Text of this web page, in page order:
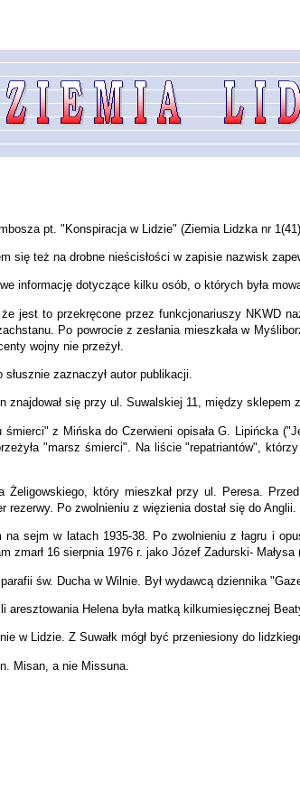
pt. "Konspiracja w Lidzie" (Ziemia Lidzka nr
się też na drobne nieścisłości w zapisie nazwisk
informację dotyczące kilku osób, o których była
jest to przekręcone przez funkcjonariuszy NKWD
Po powrocie z zesłania mieszkała w
wojny nie przeżył.
zaznaczył autor publikacji.
się przy ul. Suwalskiej 11, między
z Mińska do Czerwieni opisała G. Lipińcka
"marsz śmierci". Na liście "repatriantów",
który mieszkał przy ul. Peresa.
Po zwolnieniu z więzienia dostał się do Anglii.
sejm w latach 1935-38. Po zwolnieniu z łagru i
zmarł 16 sierpnia 1976 r. jako Józef Zadurski- Małysa
św. Ducha w Wilnie. Był wydawcą dziennika
Helena była matką kilkumiesięcznej
w Lidzie. Z Suwałk mógł być przeniesiony do
Misan, a nie Missuna.